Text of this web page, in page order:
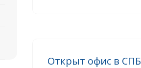
Открыт офис в СПБ